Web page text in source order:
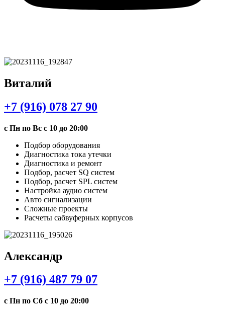
Виталий
+7 (916) 078 27 90
с Пн по Вс с 10 до 20:00
Подбор оборудования
Диагностика тока утечки
Диагностика и ремонт
Подбор, расчет SQ систем
Подбор, расчет SPL систем
Настройка аудио систем
Авто сигнализации
Сложные проекты
Расчеты сабвуферных корпусов
Александр
+7 (916) 487 79 07
с Пн по Сб с 10 до 20:00